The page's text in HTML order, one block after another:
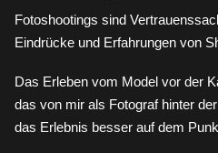
Fotoshootings sind
Eindrücke und Erfahrungen von
Das Erleben vom Model vor der
das von mir als Fotograf hinter
das Erlebnis besser auf dem